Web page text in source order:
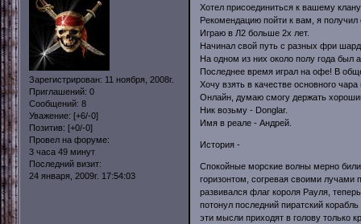
Зарегистрирован: 11 ноября, 2008г.
Приглашений: 0
Сообщений: 8
Уважение: [+6/-0]
Позитив: [+0/-0]
Провел на форуме:
3 часа 49 минут
Последний визит:
24 января, 2009г. 17:54:03
Хотел присоединиться к вашему
Рекомендацию пойти к вам, я получил
Играю в Л2 больше 2х лет.
Начинал свой путь с разных фри
На одном из них около полу года был
Последнее время играл на офе! В
Хочу взять в качестве основного
Онлайн, думаю смогу держать
Ник возьму - Donglar.
Имя в реале - Андрей.
История -
Спокойные морские волны мерно
горизонтом, согревая своими лучами
развивался флаг короля Рауля,
потонул последний пиратский
эти мысли приходят в голову только